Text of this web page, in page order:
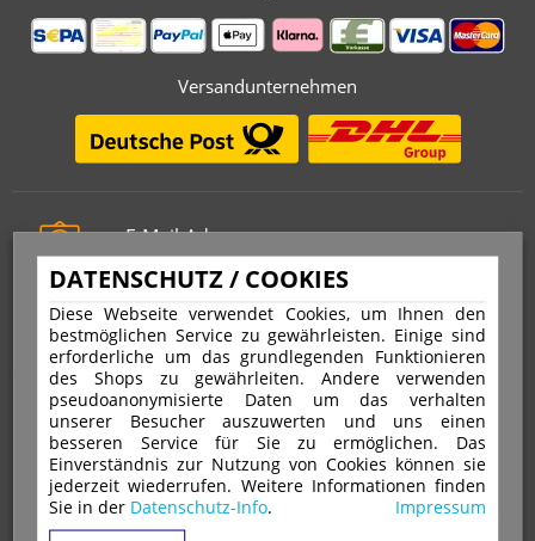
DATENSCHUTZ / COOKIES
Diese Webseite verwendet Cookies, um Ihnen den
bestmöglichen Service zu gewährleisten. Einige sind
erforderliche um das grundlegenden Funktionieren
des Shops zu gewährleiten. Andere verwenden
pseudoanonymisierte Daten um das verhalten
unserer Besucher auszuwerten und uns einen
besseren Service für Sie zu ermöglichen. Das
Einverständnis zur Nutzung von Cookies können sie
jederzeit wiederrufen. Weitere Informationen finden
Sie in der Datenschutz-Info.
Impressum
Versandunternehmen
E-Mail-Adresse
info@stempelfritz.de
Telefon
0221 677 812 08
Über uns
VERTRAG WIDERRUFEN
IMPRESSUM
DATENSCHUTZ
WIDERRUFSRECHT
AGB